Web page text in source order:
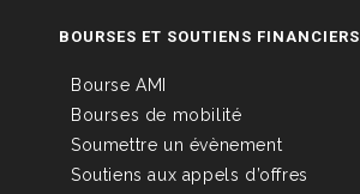
BOURSES ET SOUTIENS FINANCIERS
Bourse AMI
Bourses de mobilité
Soumettre un évènement
Soutiens aux appels d’offres